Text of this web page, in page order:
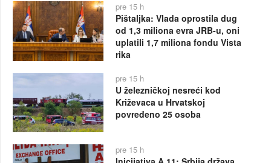
pre 15 h
Pištaljka: Vlada oprostila dug
od 1,3 miliona evra JRB-u, oni
uplatili 1,7 miliona fondu Vista
rika
pre 15 h
U železničkoj nesreći kod
Križevaca u Hrvatskoj
povređeno 25 osoba
pre 15 h